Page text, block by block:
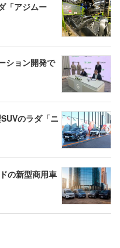
「アジムー
ション開発で
のラダ「ニ
の新型商用車